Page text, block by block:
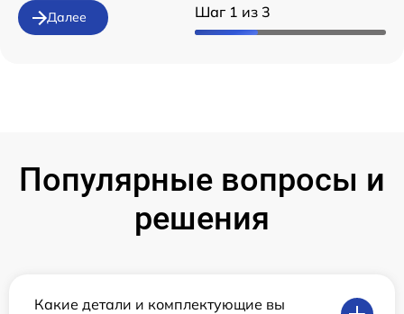
Шаг 1 из 3
Далее
Популярные вопросы и
решения
Какие детали и комплектующие вы